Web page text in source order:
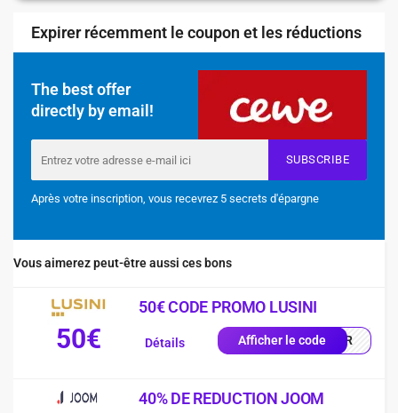
Expirer récemment le coupon et les réductions
The best offer
directly by email!
SUBSCRIBE
Après votre inscription, vous recevrez 5 secrets d'épargne
Vous aimerez peut-être aussi ces bons
50€
50€ CODE PROMO LUSINI
Afficher le code0-FR
Détails
40% DE REDUCTION JOOM